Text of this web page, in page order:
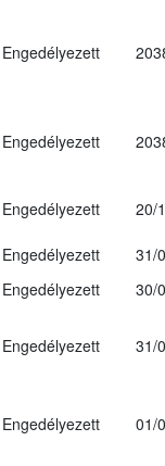
Engedélyezett
Engedélyezett
Engedélyezett
20/
Engedélyezett
31/
Engedélyezett
30/
Engedélyezett 31/
Engedélyezett 01/